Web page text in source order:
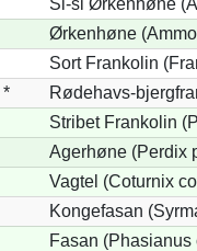
Ørkenhøne
Sort Frankolin
*
Rødehavs-
Stribet Frankolin
Agerhøne (Perdix
Vagtel (Coturnix
Kongefasan
Fasan (Phasianus